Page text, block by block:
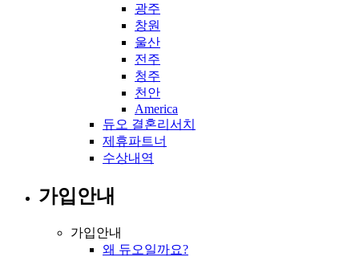
광주
창원
울산
전주
청주
천안
America
듀오 결혼리서치
제휴파트너
수상내역
가입안내
가입안내
왜 듀오일까요?